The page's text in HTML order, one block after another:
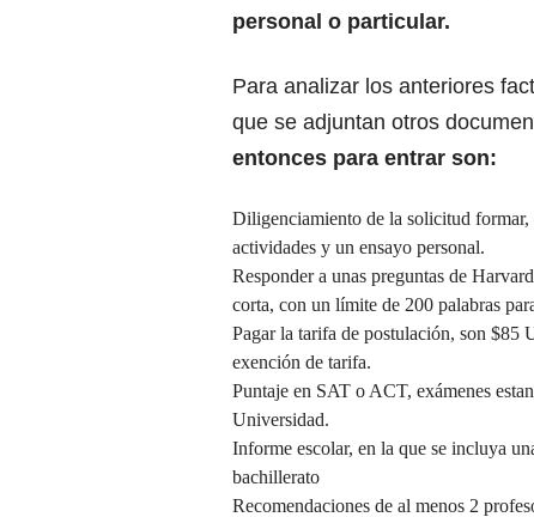
personal o particular.
Para analizar los anteriores
que se adjuntan otros
entonces para entrar son:
Diligenciamiento de la solicitud
actividades y un ensayo personal.
Responder a unas preguntas de
corta, con un límite de 200 palabras
Pagar la tarifa de postulación, son $85
exención de tarifa.
Puntaje en SAT o ACT, exámenes
Universidad.
Informe escolar, en la que se incluya
bachillerato
Recomendaciones de al menos 2